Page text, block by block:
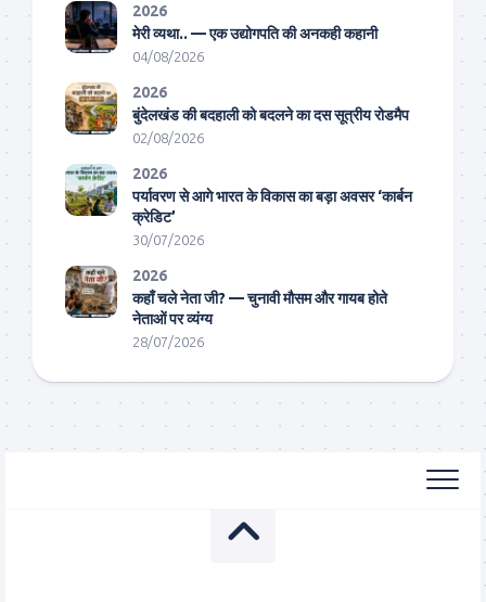
2026
मेरी व्यथा.. — एक उद्योगपति की अनकही कहानी
04/08/2026
2026
बुंदेलखंड की बदहाली को बदलने का दस सूत्रीय रोडमैप
02/08/2026
2026
पर्यावरण से आगे भारत के विकास का बड़ा अवसर ‘कार्बन
क्रेडिट’
30/07/2026
2026
कहाँ चले नेता जी? — चुनावी मौसम और गायब होते
नेताओं पर व्यंग्य
28/07/2026